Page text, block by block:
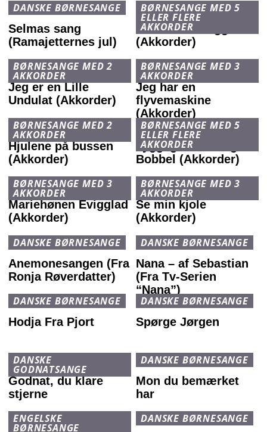
DANSKE BØRNESANGE
Selmas sang
(Ramajetternes jul)
BØRNESANGE MED 5
ELLER FLERE
AKKORDER
Elefantens Vuggevise
(Akkorder)
BØRNESANGE MED 2
AKKORDER
Jeg er en Lille
Undulat (Akkorder)
BØRNESANGE MED 3
AKKORDER
Jeg har en
flyvemaskine
(Akkorder)
BØRNESANGE MED 2
AKKORDER
Hjulene på bussen
(Akkorder)
BØRNESANGE MED 5
ELLER FLERE
AKKORDER
Tyggegummikongen
Bobbel (Akkorder)
BØRNESANGE MED 3
AKKORDER
Mariehønen Evigglad
(Akkorder)
BØRNESANGE MED 3
AKKORDER
Se min kjole
(Akkorder)
DANSKE BØRNESANGE
Anemonesangen (Fra
Ronja Røverdatter)
DANSKE BØRNESANGE
Nana – af Sebastian
(Fra Tv-Serien
“Nana”)
DANSKE BØRNESANGE
Hodja Fra Pjort
DANSKE BØRNESANGE
Spørge Jørgen
DANSKE
GODNATSANGE
Godnat, du klare
stjerne
DANSKE BØRNESANGE
Mon du bemærket
har
ENGELSKE
BØRNESANGE
DANSKE BØRNESANGE